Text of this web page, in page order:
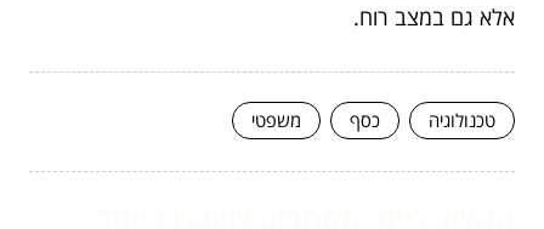
אלא גם במצב רוח.
טכנולוגיה כסף משפטי